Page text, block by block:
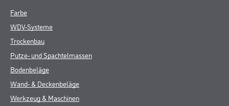
Farbe
WDV-Systeme
Trockenbau
Putze- und Spachtelmassen
Bodenbeläge
Wand- & Deckenbeläge
Werkzeug & Maschinen